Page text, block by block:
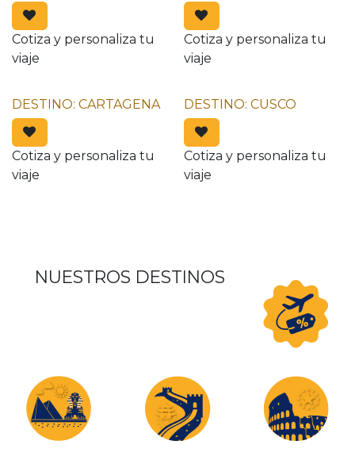
Cotiza y personaliza tu
viaje
Cotiza y personaliza tu
viaje
DESTINO: CARTAGENA
Cotiza y personaliza tu
viaje
DESTINO: CUSCO
Cotiza y personaliza tu
viaje
NUESTROS DESTINOS